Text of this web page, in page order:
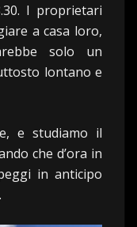
I proprietari
a casa loro,
solo un
lontano e
e studiamo il
che d’ora in
in anticipo